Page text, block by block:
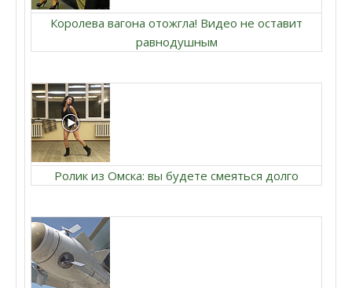
Королева вагона отожгла! Видео не оставит
равнодушным
Ролик из Омска: вы будете смеяться долго